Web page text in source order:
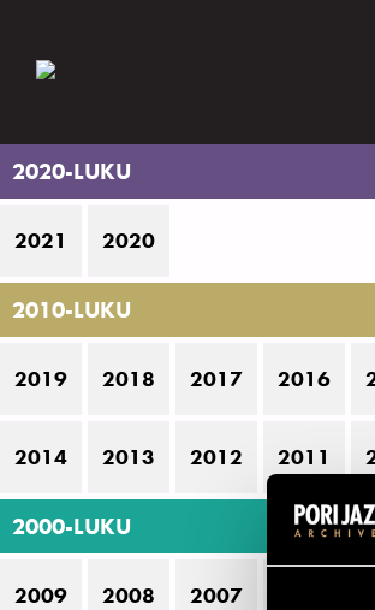
2020-LUKU
2021 2020
2010-LUKU
2019 2018 2017 2016
2014 2013 2012 2011
2000-LUKU
2009 2008 2007